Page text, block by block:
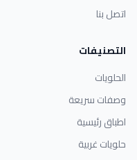
اتصل بنا
التصنيفات
الحلويات
وصفات سريعة
اطباق رئيسية
حلويات غربية